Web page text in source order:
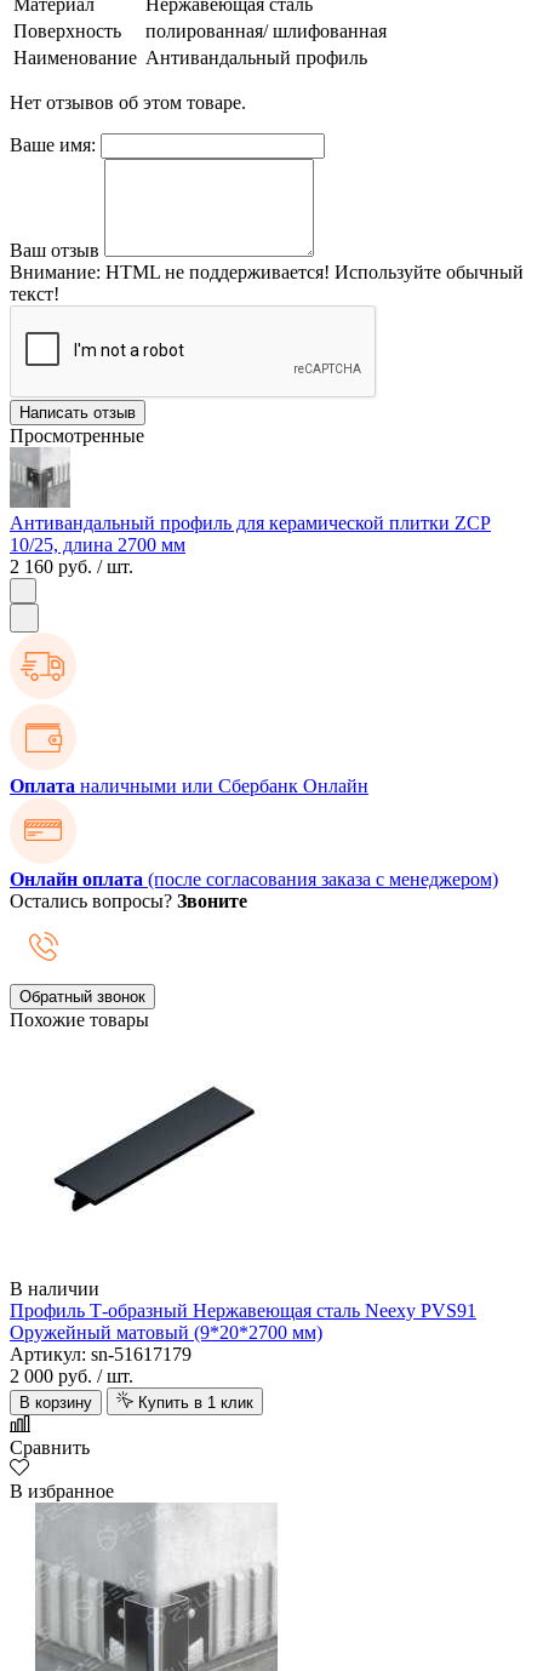
Материал
Нержавеющая сталь
Поверхность
полированная/ шлифованная
Наименование Антивандальный профиль
Нет отзывов об этом товаре.
Ваше имя:
Ваш отзыв
Внимание: HTML не поддерживается! Используйте обычный
текст!
Написать отзыв
Просмотренные
Антивандальный профиль для керамической плитки ZCP
10/25, длина 2700 мм
2 160 руб. / шт.
Оплата наличными или Сбербанк Онлайн
Онлайн оплата (после согласования заказа с менеджером)
Остались вопросы? Звоните
Обратный звонок
Похожие товары
В наличии
Профиль Т-образный Нержавеющая сталь Neexy PVS91
Оружейный матовый (9*20*2700 мм)
Артикул: sn-51617179
2 000 руб. / шт.
В корзину Купить в 1 клик
Сравнить
В избранное